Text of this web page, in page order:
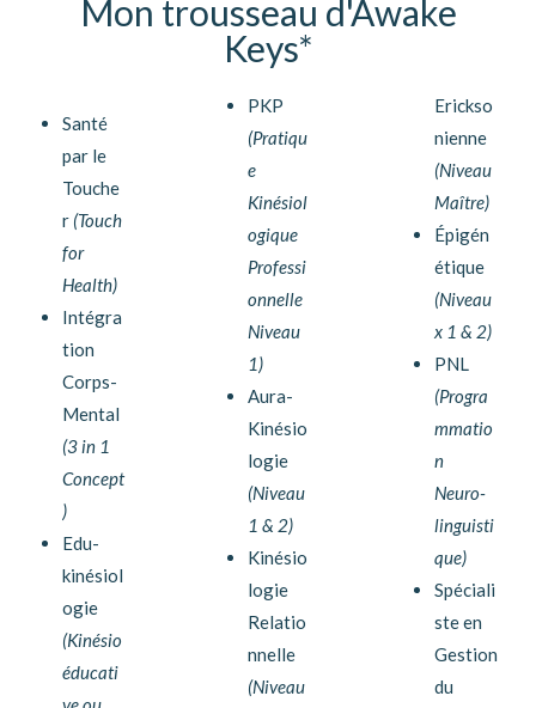
Mon trousseau d'Awake
Keys*
Santé
par le
Touche
r (Touch
for
Health)
Intégra
tion
Corps-
Mental
(3 in 1
Concept
)
Edu-
kinésiol
ogie
(Kinésio
éducati
PKP
(Pratiqu
e
Kinésiol
ogique
Professi
onnelle
Niveau
1)
Aura-
Kinésio
logie
(Niveau
1 & 2)
Kinésio
logie
Relatio
nnelle
(Niveau
Erickso
nienne
(Niveau
Maître)
Épigén
étique
(Niveau
x 1 & 2)
PNL
(Progra
mmatio
n
Neuro-
linguisti
que)
Spéciali
ste en
Gestion
du